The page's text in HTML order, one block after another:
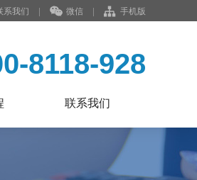
系我们 | 微信 | 手机版
8118-928
联系我们